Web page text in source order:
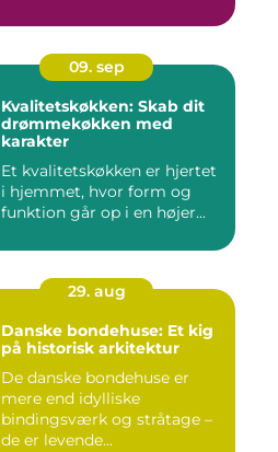
09. sep
Kvalitetskøkken: Skab dit
drømmekøkken med
karakter
Et kvalitetskøkken er hjertet
i hjemmet, hvor form og
funktion går op i en højer...
29. aug
Danske bondehuse: Et kig
på historisk arkitektur
De danske bondehuse er
mere end idylliske
bindingsværk og stråtage –
de er levende...